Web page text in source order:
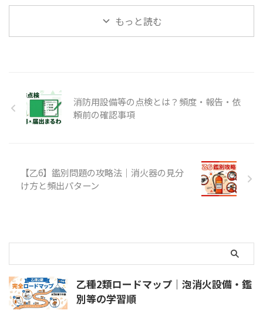
科目と合格基準を確認したうえ
で、避難器具の構造、機械の基
準の細目」を軸に、計算の順序を
整理します。公式問題そのもの ...
るか、安全に降下できるか、使用
後に元の状態へ格納できるかまで
態にし、取付け等・降下・格納を
確認する 消防庁の「別表第15 避
難器具の点検の基準」「点検要領
第15」「避難器具点検票」を軸
「降下空間・操作面積」を参照 ...
もっと読む
消防用設備等の点検とは？頻度・報告・依
頼前の確認事項
【乙6】鑑別問題の攻略法｜消火器の見分
け方と頻出パターン
乙種2類ロードマップ｜泡消火設備・鑑
別等の学習順